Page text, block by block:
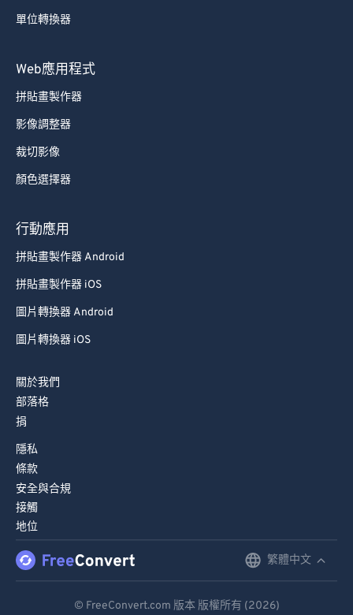
單位轉換器
Web應用程式
拼貼畫製作器
影像調整器
裁切影像
顏色選擇器
行動應用
拼貼畫製作器 Android
拼貼畫製作器 iOS
圖片轉換器 Android
圖片轉換器 iOS
關於我們
部落格
捐
隱私
條款
安全與合規
接觸
地位
繁體中文
© FreeConvert.com 版本 版權所有 (2026)